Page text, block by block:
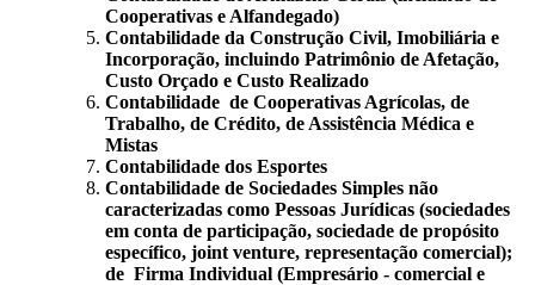
Cooperativas e Alfandegado)
Contabilidade da Construção Civil, Imobiliária e
Incorporação, incluindo Patrimônio de Afetação,
Custo Orçado e Custo Realizado
Contabilidade de Cooperativas Agrícolas, de
Trabalho, de Crédito, de Assistência Médica e
Mistas
Contabilidade dos Esportes
Contabilidade de Sociedades Simples não
caracterizadas como Pessoas Jurídicas (sociedades
em conta de participação, sociedade de propósito
específico, joint venture, representação comercial);
de Firma Individual (Empresário - comercial e